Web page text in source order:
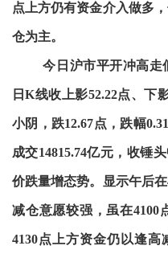
点上方仍有资金介入做多
仓为主。
今日沪市平开冲高走
日K线收上影52.22点、下
小阴，跌12.67点，跌幅
成交14815.74亿元，收锤
价跌量增态势。显示午后
减仓意愿较强，虽在4100
4130点上方资金仍以逢高